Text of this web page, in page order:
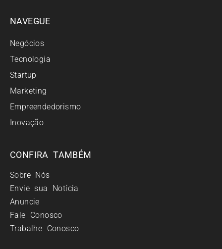
NAVEGUE
Negócios
Tecnologia
Startup
Marketing
Empreendedorismo
Inovação
CONFIRA TAMBÉM
Sobre Nós
Envie sua Notícia
Anuncie
Fale Conosco
Trabalhe Conosco